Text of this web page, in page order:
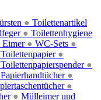
●
●
Eimer ● WC-Sets ●
Toilettenartikel
Toilettenpapier ●
Toilettenpapierspender ●
Papierhandtücher ●
●
●
Toilettenhygiene
Mülleimer und